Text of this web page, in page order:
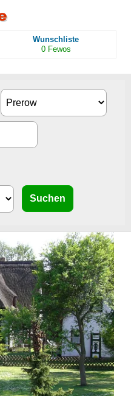
Wunschliste
0 Fewos